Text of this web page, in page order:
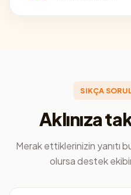
SIKÇA
Aklınıza
Merak ettiklerinizin yanıtı
olursa destek